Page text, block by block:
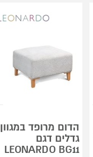
הדום מרופד במגוון
גדלים דגם
LEONARDO BG11